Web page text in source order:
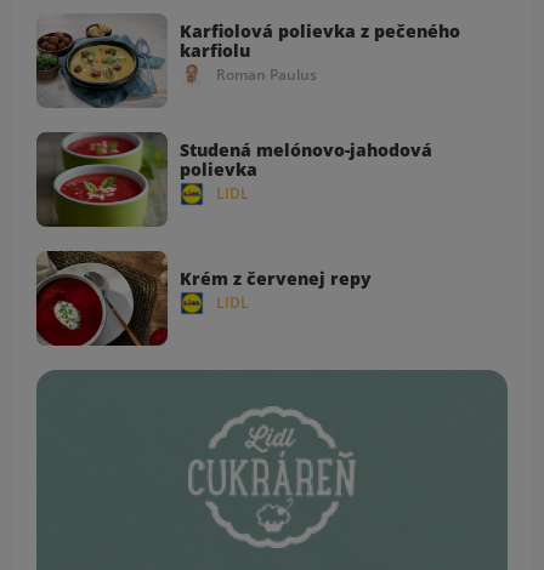
Karfiolová polievka z pečeného
karfiolu
Roman Paulus
Studená melónovo-jahodová
polievka
LIDL
Krém z červenej repy
LIDL